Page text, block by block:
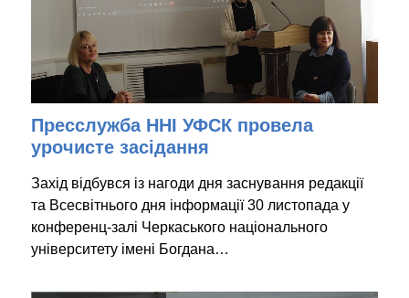
Пресслужба ННІ УФСК провела
урочисте засідання
Захід відбувся із нагоди дня заснування редакції
та Всесвітнього дня інформації 30 листопада у
конференц-залі Черкаського національного
університету імені Богдана…